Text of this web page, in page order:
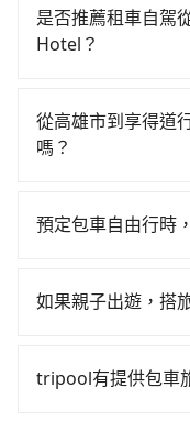
鐵乘坐舒適、省時
左營-台中一天最多
場購票並於月台排
鐘（平均57分）的
道行旅 In Joy Hotel
到府專車接送，則
時間的人來說，預
是否推薦租車自駕
Hotel？
時不需要閉目養神
當天就要來回，那
市（小港區）到享
時40元路邊停車費
差的車款，如果人
從高雄市到享得道
嗎？
灣大車隊、Uber、
tripool都是你從高
預定包車自由行時
沒有到達海拔1500
如果親子出遊，搭
椅及兒童用增高墊
tripool有提供包車